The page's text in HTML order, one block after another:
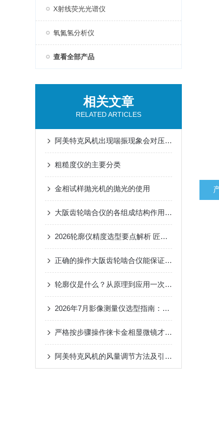
X射线荧光光谱仪
氧氮氢分析仪
查看全部产品
相关文章
RELATED ARTICLES
阿美特克风机出现喘振现象会对压缩机造成的损害分析
粗糙度仪的主要分类
金相试样抛光机的抛光的使用
大阪齿轮啮合仪的各组成结构作用介绍
2026轮廓仪精度选型要点解析 匠心品牌方圆计量值得信赖
正确的操作大阪齿轮啮合仪能保证测试的准确性
轮廓仪是什么？从原理到应用一次讲清楚
2026年7月影像测量仪选型指南：优质服务商推荐与市场热度深度分析
严格按步骤操作徕卡金相显微镜才能获得准确可靠的观测结果
阿美特克风机的风量调节方法及引起温度偏高的因素介绍